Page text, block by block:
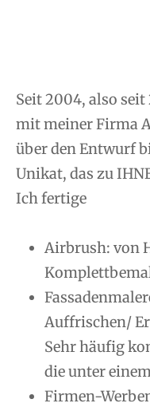
Seit 2004, also
mit meiner Firma
über den Entwurf
Unikat, das zu
Ich fertige
Airbrush: von
Auffrischen/
Sehr häufig
die unter
Firmen-